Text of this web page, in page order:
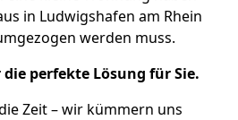
in Ludwigshafen am Rhein
werden muss.
perfekte Lösung für Sie.
Zeit – wir kümmern uns